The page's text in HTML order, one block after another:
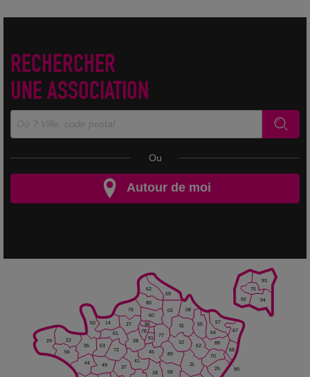
RECHERCHER
UNE ASSOCIATION
Ou
Autour de moi
29 22
56
50 14
76
59
62
08
80
02
60
61
27 95 51
57
67
68
53
72
28
77
91
10
52
88
90
70
25
21
89
49
58
41
37
18
35
44
45
55
54
78
92
93
94
75